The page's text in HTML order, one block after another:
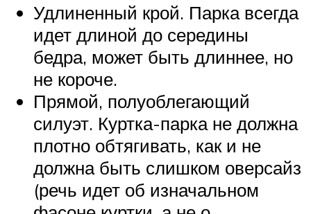
Удлиненный крой. Парка всегда
идет длиной до середины
бедра, может быть длиннее, но
не короче.
Прямой, полуоблегающий
силуэт. Куртка-парка не должна
плотно обтягивать, как и не
должна быть слишком оверсайз
(речь идет об изначальном